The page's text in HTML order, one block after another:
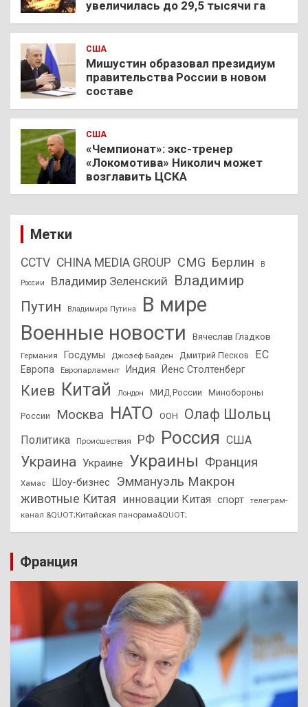
увеличилась до 29,5 тысячи га
США
Мишустин образовал президиум
правительства России в новом
составе
США
«Чемпионат»: экс-тренер
«Локомотива» Николич может
возглавить ЦСКА
Метки
CCTV CHINA MEDIA GROUP CMG Берлин В
России Владимир Зеленский Владимир
Путин
Владимира Путина
В мире
Военные новости
Вячеслав Гладков
Германия Госдумы Джозеф Байден Дмитрий Песков ЕС
Европа Европарламент Индия Йенс Столтенберг
Киев Китай Лондон МИД России Минобороны
России Москва НАТО ООН Олаф Шольц
Политика Происшествия РФ Россия США
Украина Украине Украины Франция
Хамас Шоу-бизнес Эммануэль Макрон
животные Китая инновации Китая спорт
телеграм-
канал &QUOT;Китайская панорама&QUOT;
Франция